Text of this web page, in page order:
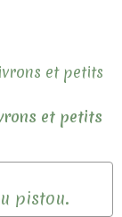
et petits
pistou.